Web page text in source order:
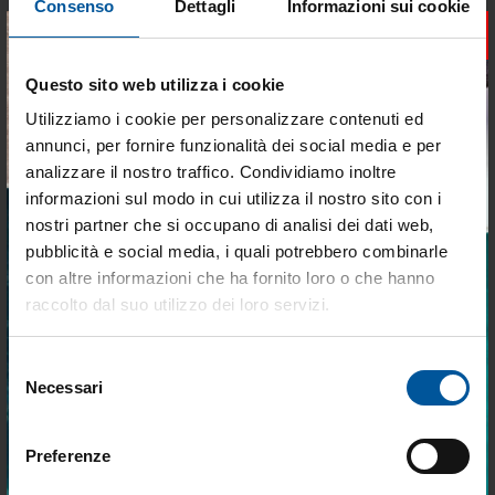
Tieniti aggiornato sulle
migliori occasioni per la tua
barca
vantaggiose e selezionate per chi vive la
×
Consenso Dettagli Informazioni sui cookie
Questo sito web utilizza i cookie
Utilizziamo i cookie per personalizzare contenuti ed
annunci, per fornire funzionalità dei social media e per
analizzare il nostro traffico. Condividiamo inoltre
informazioni sul modo in cui utilizza il nostro sito con i
nostri partner che si occupano di analisi dei dati web,
pubblicità e social media, i quali potrebbero combinarle
con altre informazioni che ha fornito loro o che hanno
raccolto dal suo utilizzo dei loro servizi.
delNecessari
Preferenze
Salpa Ancora DEVON MZ
ELECTRONIC 1000W con
Campana
Non disponibile
€ 2.464,60
€ 1.468,64
ELECTRONIC senza
Campana
Non disponibile
€ 1.154,45
€ 688,32
- 40% - 40%
SPEDIZIONE GRATUITA